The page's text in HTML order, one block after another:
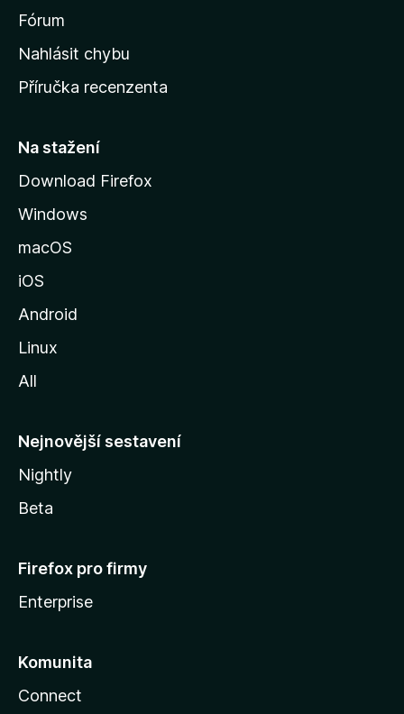
s
k
u
t
á
n
M
o
l
y
Fórum
Nahlásit chybu
Příručka recenzenta
Na stažení
Download Firefox
Windows
macOS
iOS
Android
Linux
All
Nejnovější sestavení
Nightly
Beta
Firefox pro firmy
Enterprise
Komunita
Connect